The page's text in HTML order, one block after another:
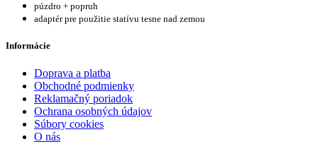
púzdro + popruh
adaptér pre použitie statívu tesne nad zemou
Informácie
Doprava a platba
Obchodné podmienky
Reklamačný poriadok
Ochrana osobných údajov
Súbory cookies
O nás